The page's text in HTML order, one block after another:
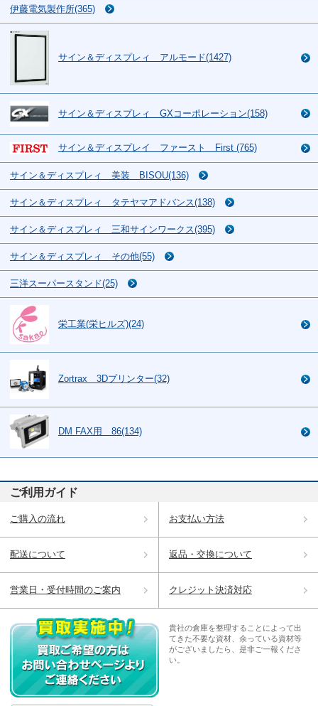
伊藤電気製作所(365)
サイン＆ディスプレィ アルモード(1427)
サイン＆ディスプレィ GXコーポレーション(158)
サイン＆ディスプレイ ファースト First (765)
サイン＆ディスプレィ 美装 BISOU(136)
サイン＆ディスプレィ タテヤマアドバンス(138)
サイン＆ディスプレィ 三和サインワークス(395)
サイン＆ディスプレィ その他(55)
三洋スーパースタンド(25)
栄工業(栄ヒルズ)(24)
Zortrax 3Dプリンター(32)
DM FAX用 86(134)
ご利用ガイド
ご購入の流れ お支払い方法
配送について 返品・交換について
営業日・受付時間のご案内 クレジット決済対応
貴社の倉庫を整理することによって出
てきた不要な資材、余っている資材等
がございましたら、是非ご一報くださ
い。